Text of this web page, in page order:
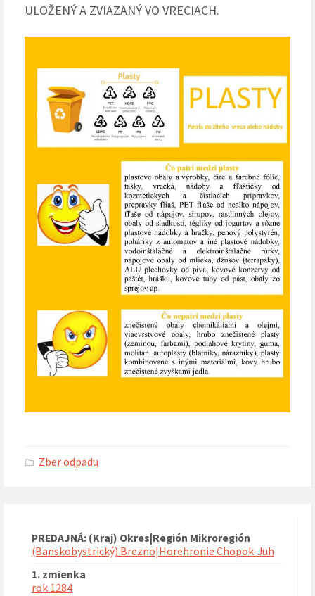
ULOŽENÝ A ZVIAZANÝ VO VRECIACH.
Zber odpadu
PREDAJNÁ: (Kraj) Okres|Región Mikroregión
(Banskobystrický) Brezno|Horehronie Chopok-Juh
1. zmienka
rok 1284